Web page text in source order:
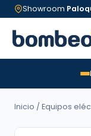
Showroom
Inicio / Equipos